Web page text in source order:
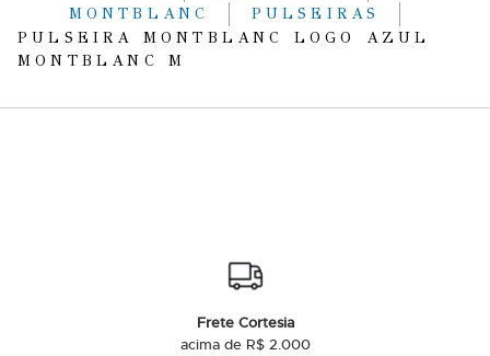
MONTBLANC
PULSEIRAS
PULSEIRA MONTBLANC LOGO AZUL
MONTBLANC M
Frete Cortesia
acima de R$ 2.000